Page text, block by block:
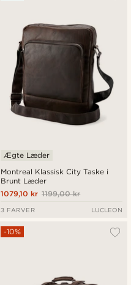
Montreal Klassisk City Taske i
Brunt Læder
Ægte Læder
1199,00 kr
1079,10 kr
3 FARVER LUCLEON
-10%